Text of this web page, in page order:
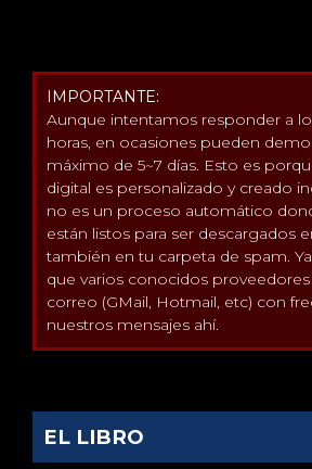
IMPORTANTE:
Aunque intentamos responder a
horas, en ocasiones pueden
máximo de 5~7 días. Esto es
digital es personalizado y creado
no es un proceso automático
están listos para ser descargados
también en tu carpeta de spam.
que varios conocidos
correo (GMail, Hotmail, etc) con
nuestros mensajes ahí.
EL LIBRO